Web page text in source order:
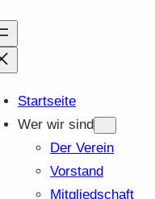
Startseite
Wer wir sind
Der Verein
Vorstand
Mitgliedschaft